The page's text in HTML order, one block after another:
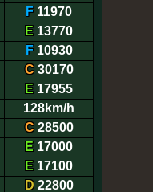
F 11970
E 13770
F10930
C30170
E 17955
128km/h
C28500
E 17000
E 17100
D22800